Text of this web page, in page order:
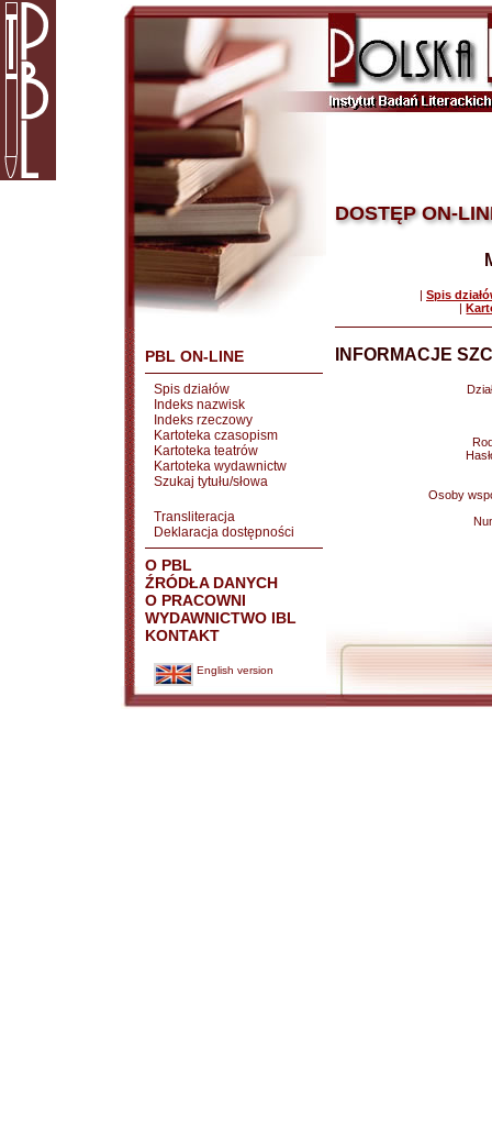
PBL ON-LINE
Spis działów
Indeks nazwisk
Indeks rzeczowy
Kartoteka czasopism
Kartoteka teatrów
Kartoteka wydawnictw
Szukaj tytułu/słowa
Transliteracja
Deklaracja dostępności
O PBL
ŹRÓDŁA DANYCH
O PRACOWNI
WYDAWNICTWO IBL
KONTAKT
English version
DOSTĘP ON-
| Spis
|
INFORMACJE
Osoby